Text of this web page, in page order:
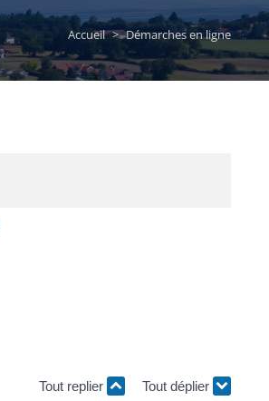
Accueil > Démarches en ligne
Tout replier Tout déplier